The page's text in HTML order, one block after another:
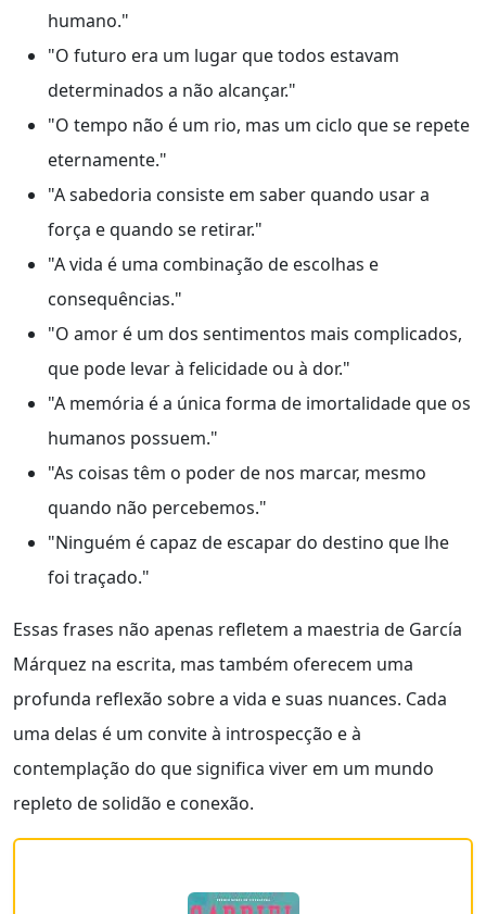
humano."
"O futuro era um lugar que todos estavam
determinados a não alcançar."
"O tempo não é um rio, mas um ciclo que se repete
eternamente."
"A sabedoria consiste em saber quando usar a
força e quando se retirar."
"A vida é uma combinação de escolhas e
consequências."
"O amor é um dos sentimentos mais complicados,
que pode levar à felicidade ou à dor."
"A memória é a única forma de imortalidade que os
humanos possuem."
"As coisas têm o poder de nos marcar, mesmo
quando não percebemos."
"Ninguém é capaz de escapar do destino que lhe
foi traçado."
Essas frases não apenas refletem a maestria de García
Márquez na escrita, mas também oferecem uma
profunda reflexão sobre a vida e suas nuances. Cada
uma delas é um convite à introspecção e à
contemplação do que significa viver em um mundo
repleto de solidão e conexão.